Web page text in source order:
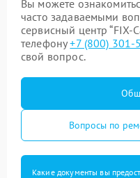
Вы можете
часто задаваемыми
сервисный центр “FIX-
телефону+7 (800) 301-
свой вопрос.
Вопросы по
Какие документы вы